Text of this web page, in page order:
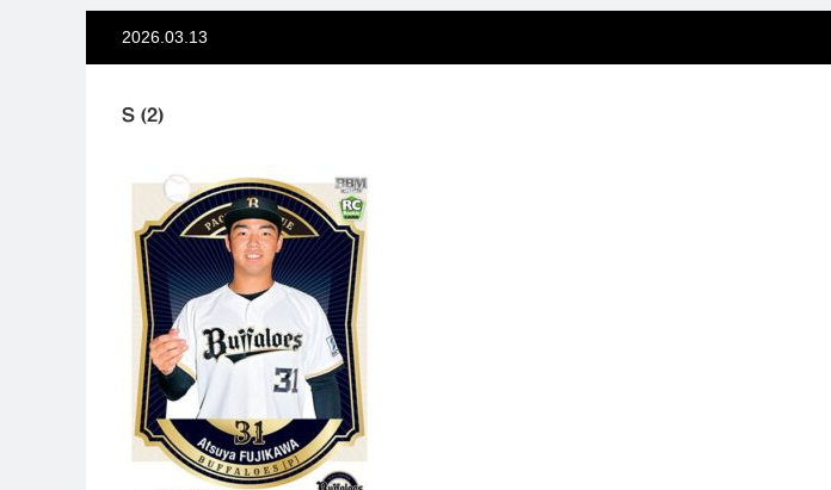
2026.03.13
S (2)